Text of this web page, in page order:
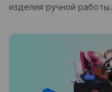
изделия ручной работы.